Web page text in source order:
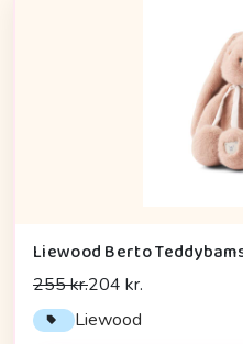
Liewood Berto
255 kr.204 kr.
Liewood